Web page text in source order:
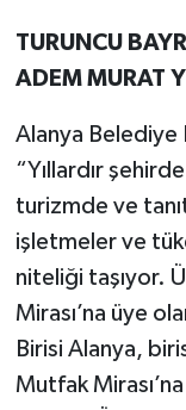
TURUNCU
ADEM MURAT
Alanya Belediye
“Yıllardır
turizmde ve
işletmeler ve
niteliği taşıyor.
Mirası’na üye
Birisi Alanya,
Mutfak